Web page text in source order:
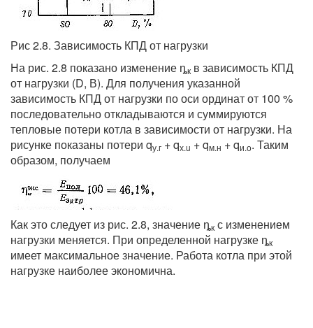
Рис 2.8. Зависимость КПД от нагрузки
На рис. 2.8 показано изменение ȵк в зависимость КПД
от нагрузки (D, В). Для получения указанной
зависимость КПД от нагрузки по оси ординат от 100 %
последовательно откладываются и суммируются
тепловые потери котла в зависимости от нагрузки. На
рисунке показаны потери qу.г + qх.u + qм.н + qи.о. Таким
образом, получаем
Как это следует из рис. 2.8, значение ȵк с изменением
нагрузки меняется. При определенной нагрузке ȵк
имеет максимальное значение. Работа котла при этой
нагрузке наиболее экономична.